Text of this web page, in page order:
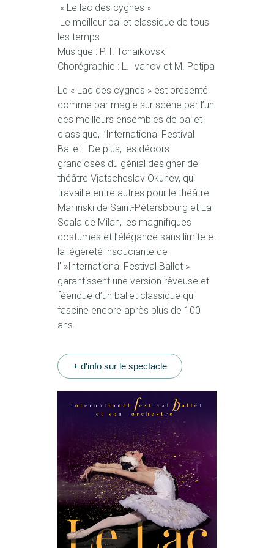
« Le lac des cygnes »
Le meilleur ballet classique de tous
les temps
Musique : P. I. Tchaïkovski
Chorégraphie : L. Ivanov et M. Petipa
Le « Lac des cygnes » est présenté
comme par magie sur scène par l’un
des meilleurs ensembles de ballet
classique, l’International Festival
Ballet. De plus, les décors
grandioses du génial designer de
théâtre Vjatscheslav Okunev, qui
travaille entre autres pour le théâtre
Mariinski de Saint-Pétersbourg et La
Scala de Milan, les magnifiques
costumes et l’élégance sans limite et
la légèreté insouciante de
l' »International Festival Ballet »
garantissent une version rêveuse et
féerique d’un ballet classique qui
fascine encore après plus de 100
ans.
+ d'info sur le spectacle